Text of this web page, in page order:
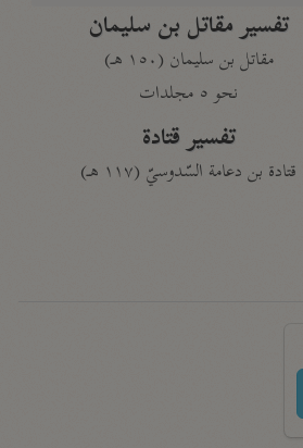
تفسير مقاتل بن سليمان
مقاتل بن سليمان (١٥٠ هـ)
نحو ٥ مجلدات
تفسير قتادة
قتادة بن دعامة السّدوسيّ (١١٧ هـ)